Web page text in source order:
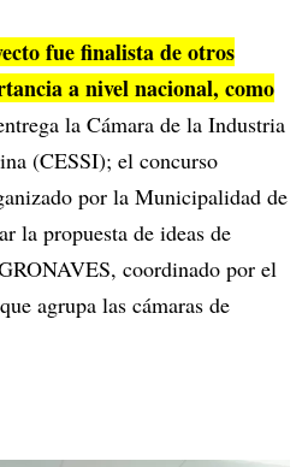
fue finalista de otros
a nivel nacional, como
la Cámara de la Industria
(CESSI); el concurso
por la Municipalidad de
la propuesta de ideas de
coordinado por el
agrupa las cámaras de